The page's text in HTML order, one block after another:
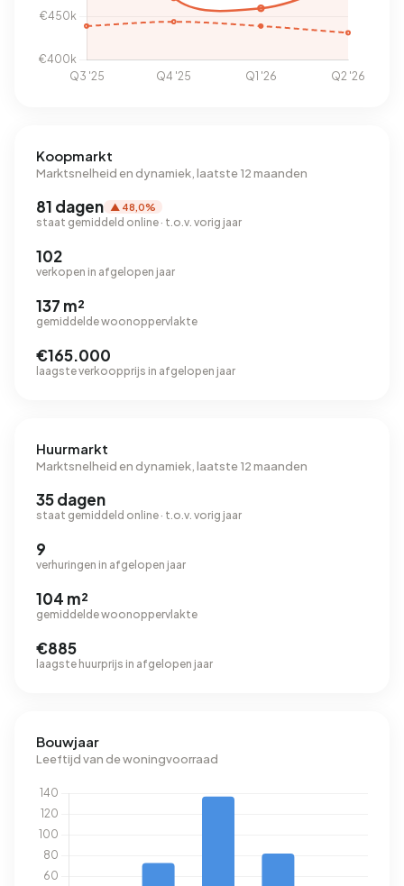
Koopmarkt
Marktsnelheid en dynamiek, laatste 12 maanden
81 dagen ▲ 48,0%
staat gemiddeld online · t.o.v. vorig jaar
102
verkopen in afgelopen jaar
137 m²
gemiddelde woonoppervlakte
€165.000
laagste verkoopprijs in afgelopen jaar
Huurmarkt
Marktsnelheid en dynamiek, laatste 12 maanden
35 dagen
staat gemiddeld online · t.o.v. vorig jaar
9
verhuringen in afgelopen jaar
104 m²
gemiddelde woonoppervlakte
€885
laagste huurprijs in afgelopen jaar
Bouwjaar
Leeftijd van de woningvoorraad